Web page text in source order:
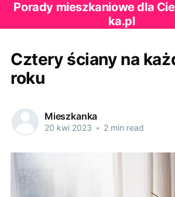
Porady mieszkaniowe dla
ka.pl
Cztery ściany na
roku
Mieszkanka
20 kwi 2023 • 2 min read